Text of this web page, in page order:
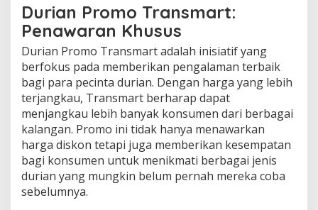
Durian Promo Transmart:
Penawaran Khusus
Durian Promo Transmart adalah inisiatif yang
berfokus pada memberikan pengalaman terbaik
bagi para pecinta durian. Dengan harga yang lebih
terjangkau, Transmart berharap dapat
menjangkau lebih banyak konsumen dari berbagai
kalangan. Promo ini tidak hanya menawarkan
harga diskon tetapi juga memberikan kesempatan
bagi konsumen untuk menikmati berbagai jenis
durian yang mungkin belum pernah mereka coba
sebelumnya.